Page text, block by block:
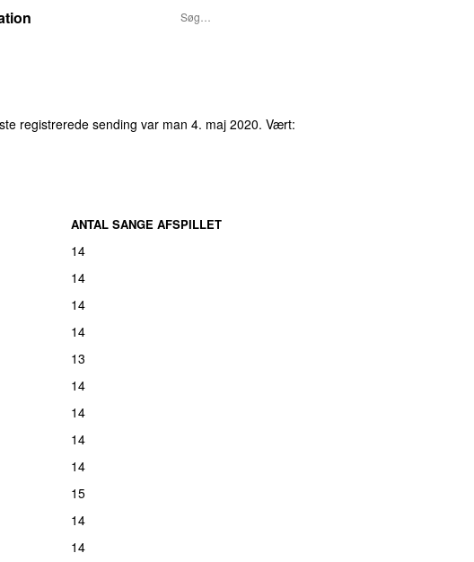
registrerede sending var man 4. maj 2020. Vært:
ANTAL SANGE AFSPILLET
14
14
14
14
13
14
14
14
14
15
14
14